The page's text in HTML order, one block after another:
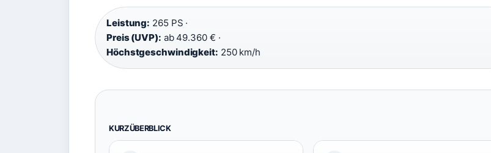
Leistung: 265 PS ·
Preis (UVP): ab 49.360 € ·
Höchstgeschwindigkeit: 250 km/h
KURZÜBERBLICK